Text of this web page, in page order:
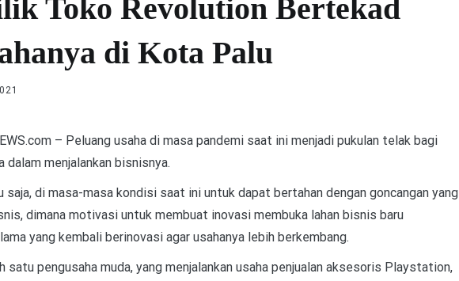
Toko Revolution Bertekad
di Kota Palu
– Peluang usaha di masa pandemi saat ini menjadi pukulan telak bagi
dalam menjalankan bisnisnya.
saja, di masa-masa kondisi saat ini untuk dapat bertahan dengan goncangan yang
dimana motivasi untuk membuat inovasi membuka lahan bisnis baru
yang kembali berinovasi agar usahanya lebih berkembang.
satu pengusaha muda, yang menjalankan usaha penjualan aksesoris Playstation,